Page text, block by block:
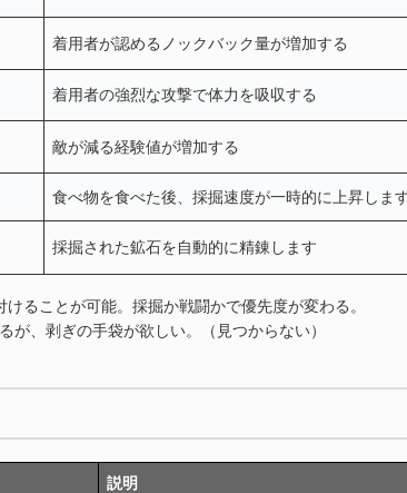
着用者が認めるノックバック量が増加する
着用者の強烈な攻撃で体力を吸収する
敵が減る経験値が増加する
食べ物を食べた後、採掘速度が一時的に上昇しま
採掘された鉱石を自動的に精錬します
ることが可能。採掘か戦闘かで優先度が変わる。
、剥ぎの手袋が欲しい。（見つからない）
説明